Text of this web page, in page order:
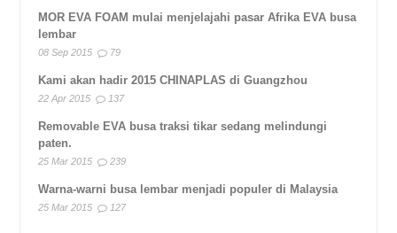
MOR EVA FOAM mulai menjelajahi pasar Afrika EVA busa
lembar
08 Sep 2015 79
Kami akan hadir 2015 CHINAPLAS di Guangzhou
22 Apr 2015 137
Removable EVA busa traksi tikar sedang melindungi
paten.
25 Mar 2015 239
Warna-warni busa lembar menjadi populer di Malaysia
25 Mar 2015 127